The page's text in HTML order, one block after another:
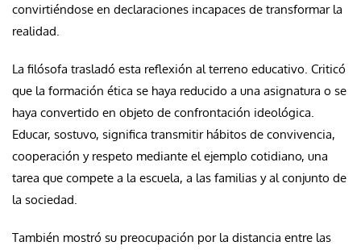
convirtiéndose en declaraciones incapaces de transformar la
realidad.
La filósofa trasladó esta reflexión al terreno educativo. Criticó
que la formación ética se haya reducido a una asignatura o se
haya convertido en objeto de confrontación ideológica.
Educar, sostuvo, significa transmitir hábitos de convivencia,
cooperación y respeto mediante el ejemplo cotidiano, una
tarea que compete a la escuela, a las familias y al conjunto de
la sociedad.
También mostró su preocupación por la distancia entre las